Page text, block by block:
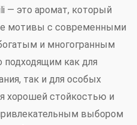
— это аромат, который
мотивы с современными
и многогранным
подходящим как для
так и для особых
хорошей стойкостью и
выбором